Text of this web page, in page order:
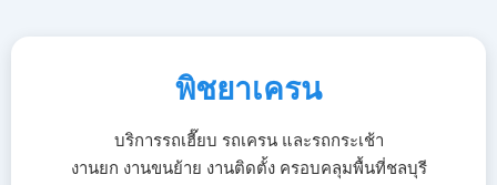
พิชยาเครน
บริการรถเฮี๊ยบ รถเครน และรถกระเช้า
งานยก งานขนย้าย งานติดตั้ง ครอบคลุมพื้นที่ชลบุรี